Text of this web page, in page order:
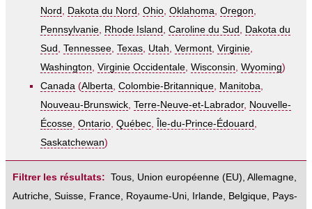
Nord , Dakota du Nord , Ohio, Oklahoma, Oregon,
Pennsylvanie, Rhode Island , Caroline du Sud , Dakota du
Sud , Tennessee, Texas, Utah, Vermont, Virginie,
Washington, Virginie Occidentale, Wisconsin, Wyoming)
Canada (Alberta, Colombie-Britannique, Manitoba,
Nouveau-Brunswick, Terre-Neuve-et-Labrador, Nouvelle-
Écosse, Ontario, Québec, Île-du-Prince-Édouard ,
Saskatchewan)
Filtrer les résultats: Tous, Union européenne (EU), Allemagne,
Autriche, Suisse, France, Royaume-Uni, Irlande, Belgique, Pays-